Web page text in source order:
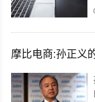
摩比电商:孙正义